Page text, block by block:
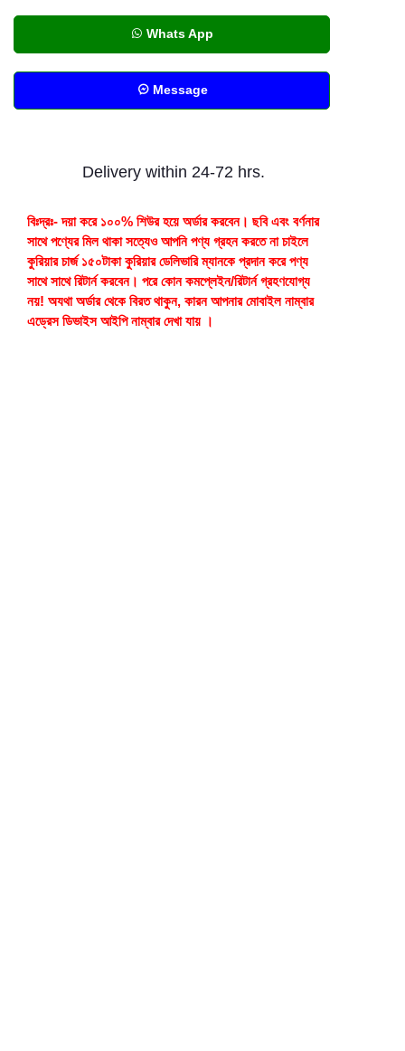
Whats App
Message
Delivery within 24-72 hrs.
বিঃদ্রঃ- দয়া করে ১০০% শিউর হয়ে অর্ডার করবেন। ছবি এবং বর্ণনার
সাথে পণ্যের মিল থাকা সত্যেও আপনি পণ্য গ্রহন করতে না চাইলে
কুরিয়ার চার্জ ১৫০টাকা কুরিয়ার ডেলিভারি ম্যানকে প্রদান করে পণ্য
সাথে সাথে রিটার্ন করবেন। পরে কোন কমপ্লেইন/রিটার্ন গ্রহণযোগ্য
নয়! অযথা অর্ডার থেকে বিরত থাকুন, কারন আপনার মোবাইল নাম্বার
এড্রেস ডিভাইস আইপি নাম্বার দেখা যায় ।